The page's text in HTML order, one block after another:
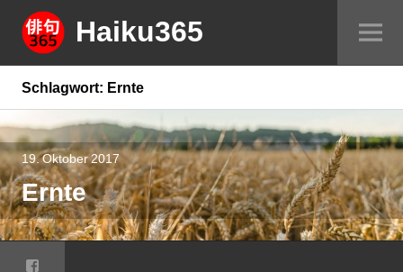
Springe
zum
Inhalt
Haiku365
Schlagwort: Ernte
19. Oktober 2017
Ernte
Facebook